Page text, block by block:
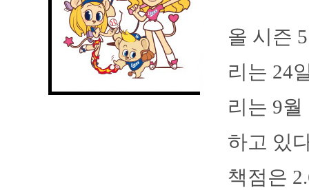
올 시즌
리는 24
리는 9
하고 있
책점은